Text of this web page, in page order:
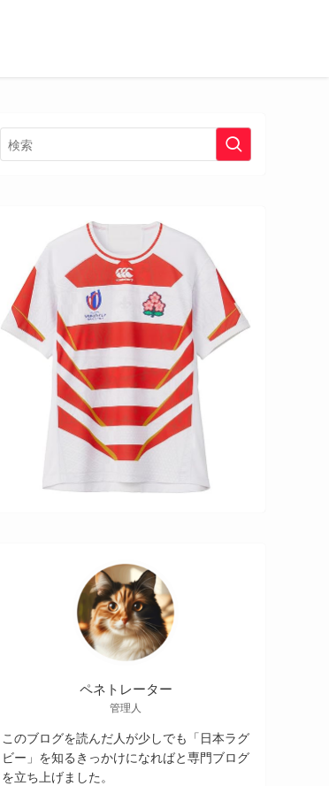
ペネトレーター
管理人
このブログを読んだ人が少しでも「日本ラグ
ビー」を知るきっかけになればと専門ブログ
を立ち上げました。